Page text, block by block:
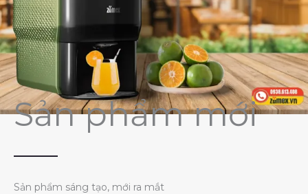
Sản phẩm mới
Sản phẩm sáng tạo, mới ra mắt